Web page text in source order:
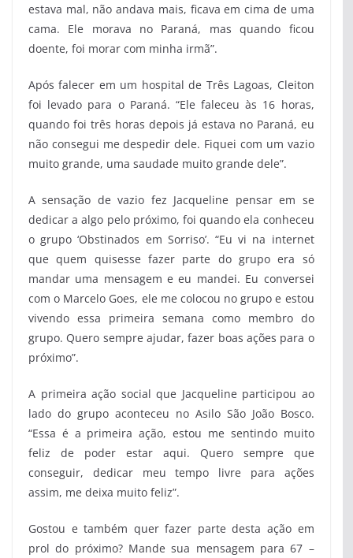
estava mal, não andava mais, ficava em cima de uma
cama. Ele morava no Paraná, mas quando ficou
doente, foi morar com minha irmã”.
Após falecer em um hospital de Três Lagoas, Cleiton
foi levado para o Paraná. “Ele faleceu às 16 horas,
quando foi três horas depois já estava no Paraná, eu
não consegui me despedir dele. Fiquei com um vazio
muito grande, uma saudade muito grande dele”.
A sensação de vazio fez Jacqueline pensar em se
dedicar a algo pelo próximo, foi quando ela conheceu
o grupo ‘Obstinados em Sorriso’. “Eu vi na internet
que quem quisesse fazer parte do grupo era só
mandar uma mensagem e eu mandei. Eu conversei
com o Marcelo Goes, ele me colocou no grupo e estou
vivendo essa primeira semana como membro do
grupo. Quero sempre ajudar, fazer boas ações para o
próximo”.
A primeira ação social que Jacqueline participou ao
lado do grupo aconteceu no Asilo São João Bosco.
“Essa é a primeira ação, estou me sentindo muito
feliz de poder estar aqui. Quero sempre que
conseguir, dedicar meu tempo livre para ações
assim, me deixa muito feliz”.
Gostou e também quer fazer parte desta ação em
prol do próximo? Mande sua mensagem para 67 –